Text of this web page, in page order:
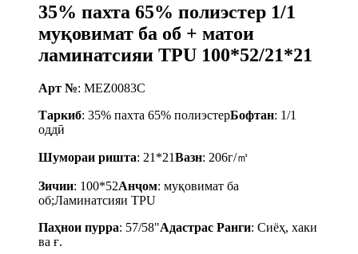
35% пахта 65% полиэстер 1/1
муқовимат ба об + матои
ламинатсияи TPU 100*52/21*21
Арт №: MEZ0083C
Таркиб: 35% пахта 65% полиэстерБофтан: 1/1
оддӣ
Шумораи ришта: 21*21Вазн: 206г/㎡
Зичии: 100*52Анҷом: муқовимат ба
об;Ламинатсияи TPU
Паҳнои пурра: 57/58"Aдастрас Ранги: Сиёҳ, хаки
ва ғ.